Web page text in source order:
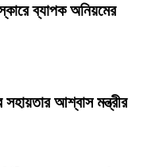
ব্যাপক অনিয়মের
সহায়তার আশ্বাস মন্ত্রীর